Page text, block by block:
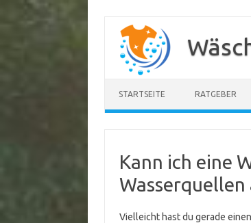
Inhalt
springen
STARTSEITE RATGEBER
Kann ich eine
Vielleicht hast du gerade